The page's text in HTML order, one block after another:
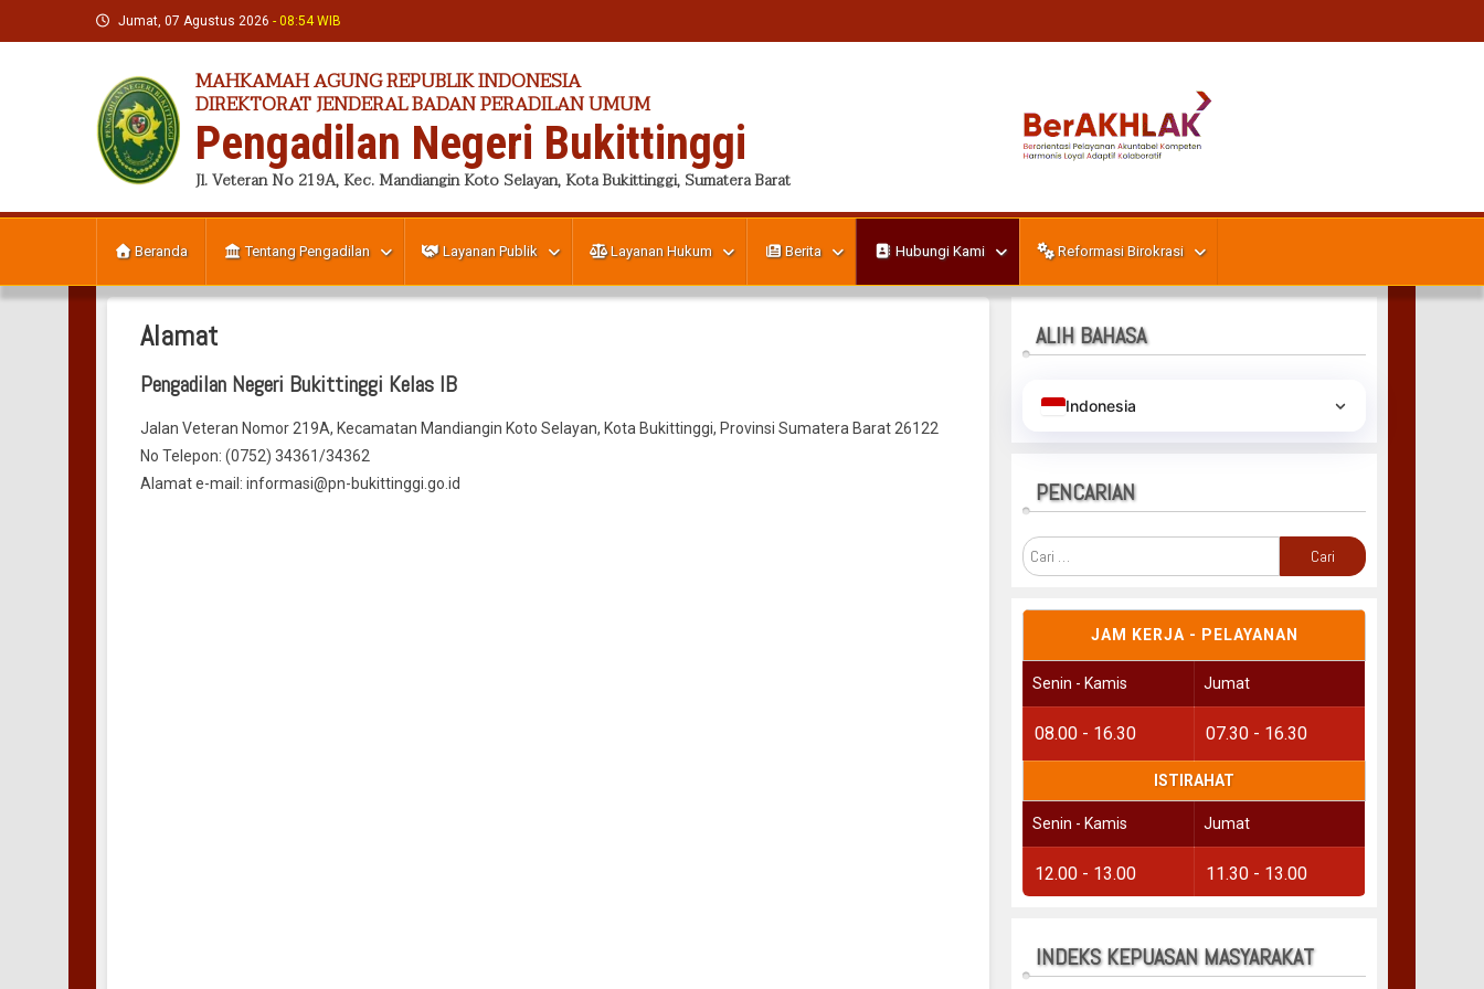
to
Jumat, 07 Agustus 2026 - 08:54 WIB
MAHKAMAH AGUNG REPUBLIK INDONESIA
DIREKTORAT JENDERAL BADAN PERADILAN UMUM
Pengadilan Negeri Bukittinggi
Jl. Veteran No 219A, Kec. Mandiangin Koto Selayan, Kota Bukittinggi, Sumatera Barat
Beranda Tentang Pengadilan Layanan Publik Layanan Hukum Berita Hubungi Kami Reformasi Birokrasi
Alamat
Pengadilan Negeri Bukittinggi Kelas IB
Jalan Veteran Nomor 219A, Kecamatan Mandiangin Koto Selayan, Kota Bukittinggi, Provinsi Sumatera Barat 26122
No Telepon: (0752) 34361/34362
Alamat e-mail: informasi@pn-bukittinggi.go.id
ALIH BAHASA
Indonesia
PENCARIAN
untuk:
JAM KERJA - PELAYANAN
Senin - Kamis Jumat
08.00 - 16.30 07.30 - 16.30
ISTIRAHAT
Senin - Kamis Jumat
12.00 - 13.00 11.30 - 13.00
INDEKS KEPUASAN MASYARAKAT